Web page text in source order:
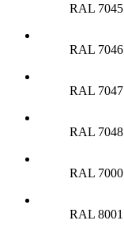
RAL 7045
RAL 7046
RAL 7047
RAL 7048
RAL 7000
RAL 8001